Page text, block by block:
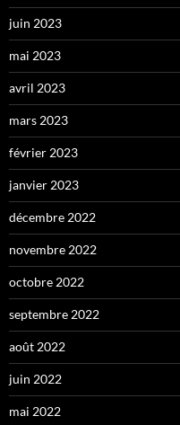
juin 2023
mai 2023
avril 2023
mars 2023
février 2023
janvier 2023
décembre 2022
novembre 2022
octobre 2022
septembre 2022
août 2022
juin 2022
mai 2022